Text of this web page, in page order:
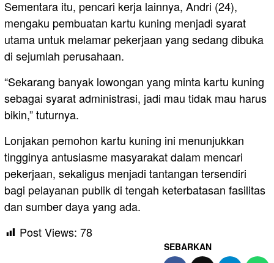
Sementara itu, pencari kerja lainnya, Andri (24),
mengaku pembuatan kartu kuning menjadi syarat
utama untuk melamar pekerjaan yang sedang dibuka
di sejumlah perusahaan.
“Sekarang banyak lowongan yang minta kartu kuning
sebagai syarat administrasi, jadi mau tidak mau harus
bikin,” tuturnya.
Lonjakan pemohon kartu kuning ini menunjukkan
tingginya antusiasme masyarakat dalam mencari
pekerjaan, sekaligus menjadi tantangan tersendiri
bagi pelayanan publik di tengah keterbatasan fasilitas
dan sumber daya yang ada.
Post Views: 78
SEBARKAN